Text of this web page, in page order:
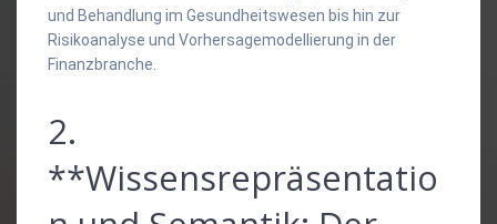
und Behandlung im Gesundheitswesen bis hin zur
Risikoanalyse und Vorhersagemodellierung in der
Finanzbranche.
2.
**Wissensrepräsentatio